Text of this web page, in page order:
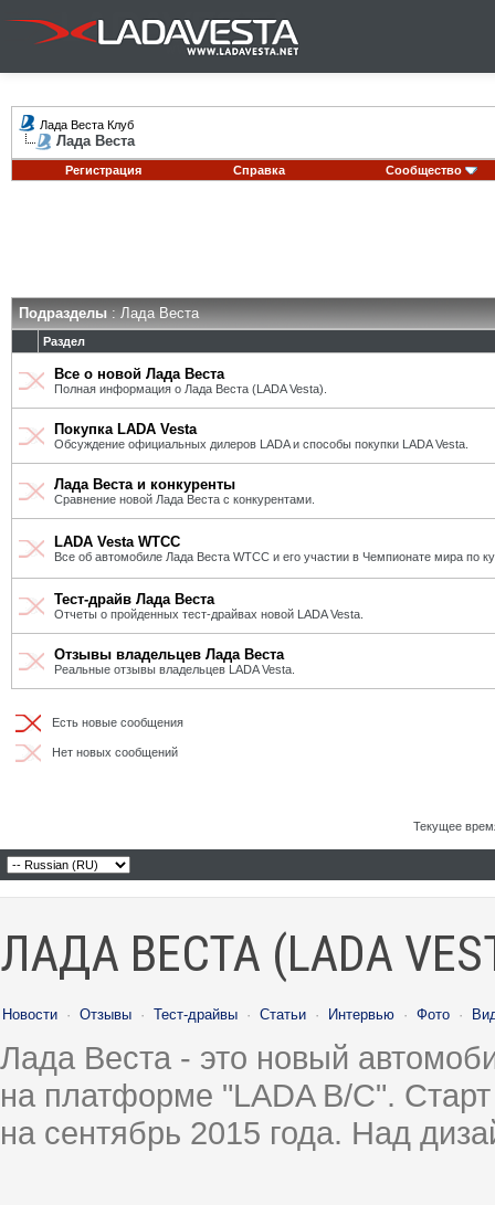
Лада Веста Клуб
Лада Веста
Регистрация Справка Сообщество
Подразделы: Лада Веста
Раздел
Все о новой Лада Веста
Полная информация о Лада Веста (LADA Vesta).
Покупка LADA Vesta
Обсуждение официальных дилеров LADA и способы покупки LADA Vesta.
Лада Веста и конкуренты
Сравнение новой Лада Веста с конкурентами.
LADA Vesta WTCC
Все об автомобиле Лада Веста WTCC и его участии в Чемпионате мира по
Тест-драйв Лада Веста
Отчеты о пройденных тест-драйвах новой LADA Vesta.
Отзывы владельцев Лада Веста
Реальные отзывы владельцев LADA Vesta.
Есть новые сообщения
Нет новых сообщений
Текущее
ЛАДА ВЕСТА (LADA
Новости · Отзывы · Тест-драйвы · Статьи · Интервью · Фото ·
Лада Веста - это новый
на платформе "LADA B/C".
на сентябрь 2015 года. Над